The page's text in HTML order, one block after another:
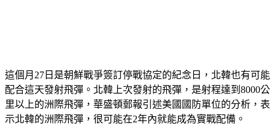
這個月27日是朝鮮戰爭簽訂停戰協定的紀念日，北韓也有可能
配合這天發射飛彈。北韓上次發射的飛彈，是射程達到8000公
里以上的洲際飛彈，華盛頓郵報引述美國國防單位的分析，表
示北韓的洲際飛彈，很可能在2年內就能成為實戰配備。